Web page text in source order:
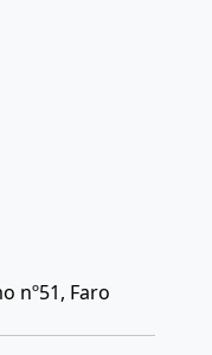
nº51, Faro